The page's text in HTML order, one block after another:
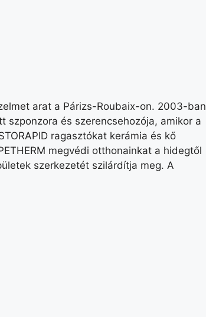
arat a Párizs-Roubaix-on. 2003-ban
és szerencsehozója, amikor a
ragasztókat kerámia és kő
megvédi otthonainkat a hidegtől
szerkezetét szilárdítja meg. A